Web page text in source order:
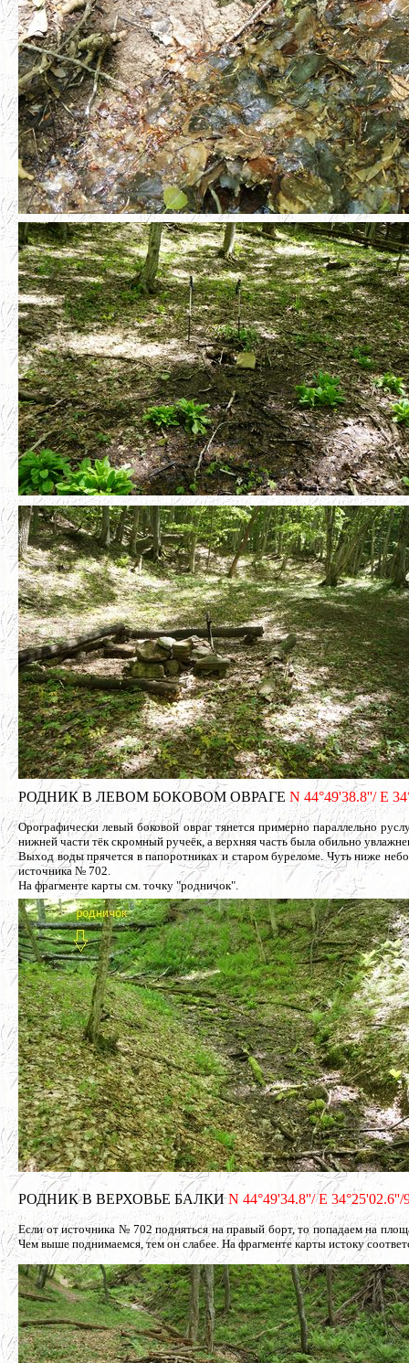
РОДНИК В ЛЕВОМ БОКОВОМ ОВРАГЕN 44°49'38.8''/ E
Орографически левый боковой овраг тянется примерно параллельно
нижней части тёк скромный ручеёк, а верхняя часть была обильно
Выход воды прячется в папоротниках и старом буреломе. Чуть ниже
источника № 702.
На фрагменте карты см. точку "родничок".
РОДНИК В ВЕРХОВЬЕ БАЛКИN 44°49'34.8''/ E
Если от источника № 702 подняться на правый борт, то попадаем на
Чем выше поднимаемся, тем он слабее. На фрагменте карты истоку